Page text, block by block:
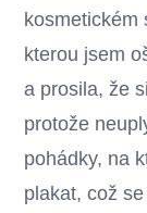
kosmetickém
kterou jsem
a prosila, že
protože
pohádky, na
plakat, což